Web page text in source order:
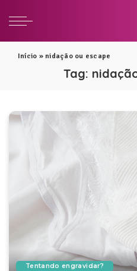
Início » nidação ou escape
Tag:
Tentando engravidar?